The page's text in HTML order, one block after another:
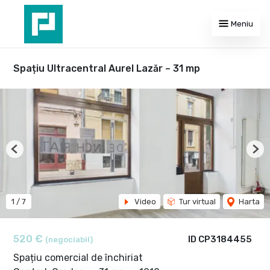
Meniu
Spațiu Ultracentral Aurel Lazăr – 31 mp
ID CP3184455
520 € (negociabil)
Spațiu comercial de închiriat
1 / 7 Video Tur virtual Harta
Previous